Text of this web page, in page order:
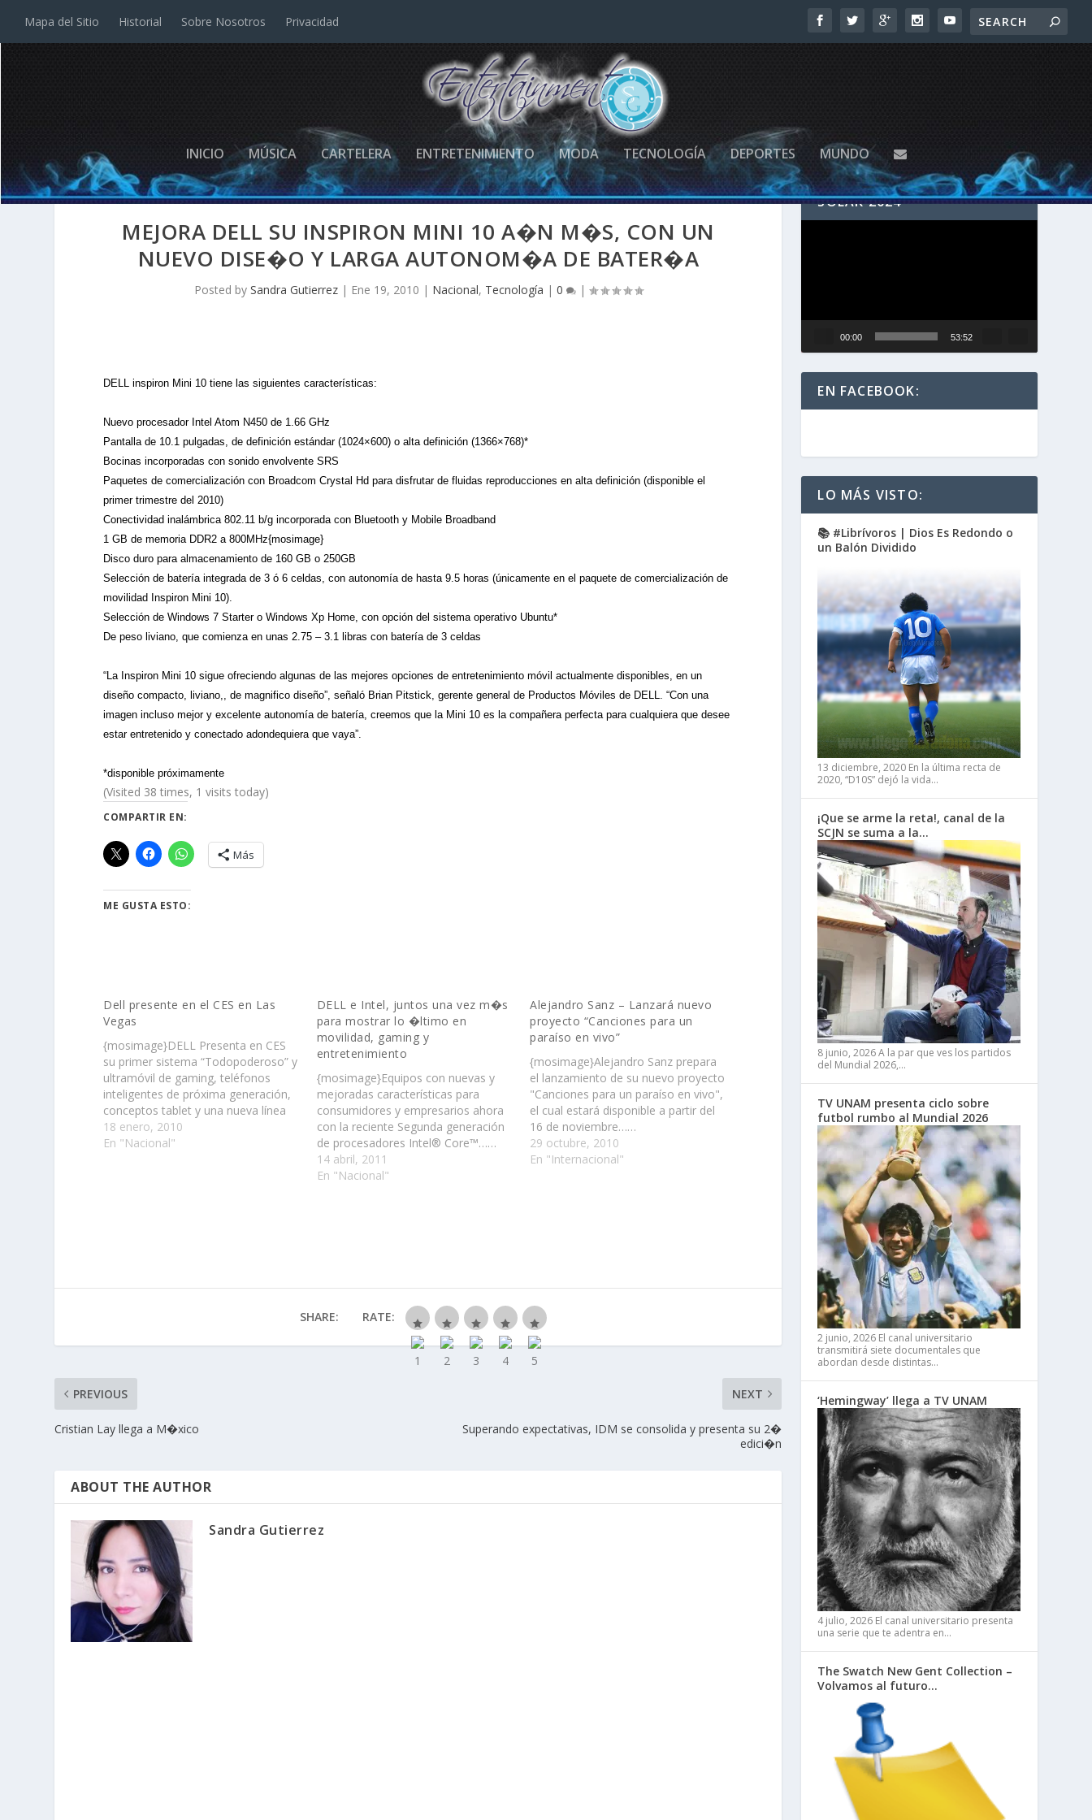
Mapa del Sitio Historial Sobre Nosotros Privacidad
INICIO MÚSICA CARTELERA ENTRETENIMIENTO MODA TECNOLOGÍA DEPORTES MUNDO
MEJORA DELL SU INSPIRON MINI 10 A�N M�S, CON UN
NUEVO DISE�O Y LARGA AUTONOM�A DE BATER�A
Posted by Sandra Gutierrez| Ene 19, 2010 | Nacional, Tecnología | 0 |
DELL inspiron Mini 10 tiene las siguientes características:
Nuevo procesador Intel Atom N450 de 1.66 GHz
Pantalla de 10.1 pulgadas, de definición estándar (1024×600) o alta definición (1366×768)*
Bocinas incorporadas con sonido envolvente SRS
Paquetes de comercialización con Broadcom Crystal Hd para disfrutar de fluidas reproducciones en alta definición (disponible el
primer trimestre del 2010)
Conectividad inalámbrica 802.11 b/g incorporada con Bluetooth y Mobile Broadband
1 GB de memoria DDR2 a 800MHz{mosimage}
Disco duro para almacenamiento de 160 GB o 250GB
Selección de batería integrada de 3 ó 6 celdas, con autonomía de hasta 9.5 horas (únicamente en el paquete de comercialización de
movilidad Inspiron Mini 10).
Selección de Windows 7 Starter o Windows Xp Home, con opción del sistema operativo Ubuntu*
De peso liviano, que comienza en unas 2.75 – 3.1 libras con batería de 3 celdas
“La Inspiron Mini 10 sigue ofreciendo algunas de las mejores opciones de entretenimiento móvil actualmente disponibles, en un
diseño compacto, liviano,, de magnifico diseño”, señaló Brian Pitstick, gerente general de Productos Móviles de DELL. “Con una
imagen incluso mejor y excelente autonomía de batería, creemos que la Mini 10 es la compañera perfecta para cualquiera que desee
estar entretenido y conectado adondequiera que vaya”.
*disponible próximamente
(Visited 38 times, 1 visits today)
COMPARTIR EN:
Más
ME GUSTA ESTO:
Dell presente en el CES en Las
Vegas
{mosimage}DELL Presenta en CES
su primer sistema “Todopoderoso” y
ultramóvil de gaming, teléfonos
inteligentes de próxima generación,
conceptos tablet y una nueva línea
de portátiles inspirados en el
diseño……
18 enero, 2010
En "Nacional"
DELL e Intel, juntos una vez m�s
para mostrar lo �ltimo en
movilidad, gaming y
entretenimiento
{mosimage}Equipos con nuevas y
mejoradas características para
consumidores y empresarios ahora
con la reciente Segunda generación
de procesadores Intel® Core™……
14 abril, 2011
En "Nacional"
Alejandro Sanz – Lanzará nuevo
proyecto “Canciones para un
paraíso en vivo”
{mosimage}Alejandro Sanz prepara
el lanzamiento de su nuevo proyecto
"Canciones para un paraíso en vivo",
el cual estará disponible a partir del
16 de noviembre……
29 octubre, 2010
En "Internacional"
SHARE: RATE:
PREVIOUS
Cristian Lay llega a M�xico
NEXT
Superando expectativas, IDM se consolida y presenta su 2�
edici�n
ABOUT THE AUTHOR
Sandra Gutierrez
SIGUE EN VIVO EL ECLIPSE
SOLAR 2024
00:00 53:52
EN FACEBOOK:
LO MÁS VISTO:
📚 #Librívoros | Dios Es Redondo o
un Balón Dividido
13 diciembre, 2020 En la última recta de
2020, “D10S” dejó la vida…
¡Que se arme la reta!, canal de la
SCJN se suma a la…
8 junio, 2026A la par que ves los partidos
del Mundial 2026,…
TV UNAM presenta ciclo sobre
futbol rumbo al Mundial 2026
2 junio, 2026 El canal universitario
transmitirá siete documentales que
abordan desde distintas…
‘Hemingway’ llega a TV UNAM
4 julio, 2026 El canal universitario presenta
una serie que te adentra en…
The Swatch New Gent Collection –
Volvamos al futuro…